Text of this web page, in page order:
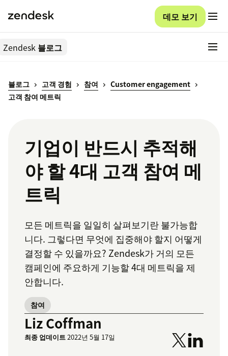
데모 보기
Zendesk 블로그
블로그 고객 경험 참여
Customer engagement
고객 참여 메트릭
기업이 반드시 추적해
야 할 4대 고객 참여 메
트릭
모든 메트릭을 일일히 살펴보기란 불가능합
니다. 그렇다면 무엇에 집중해야 할지 어떻게
결정할 수 있을까요? Zendesk가 거의 모든
캠페인에 주요하게 기능할 4대 메트릭을 제
안합니다.
참여
Liz Coffman
최종 업데이트2022년 5월 17일